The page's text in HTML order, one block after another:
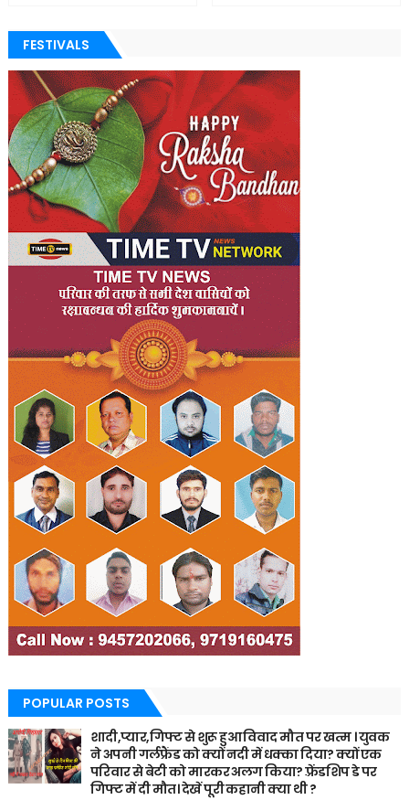
FESTIVALS
POPULAR POSTS
शादी,प्यार,गिफ्ट से शुरू हुआ विवाद मौत पर खत्म । युवक
ने अपनी गर्लफ्रैंड को क्यों नदी में धक्का दिया? क्यों एक
परिवार से बेटी को मारकर अलग किया? फ़्रेंडशिप डे पर
गिफ्ट में दी मौत। देखें पूरी कहानी क्या थी ?